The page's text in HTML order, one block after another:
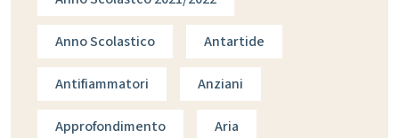
Anno Scolastico Antartide
Antifiammatori Anziani
Approfondimento Aria